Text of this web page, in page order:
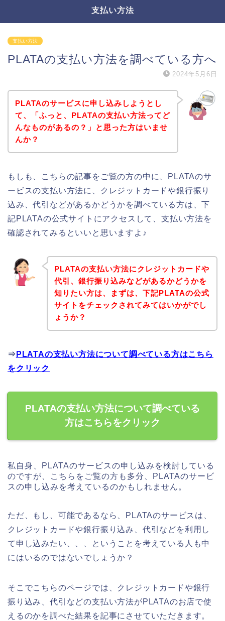
支払い方法
支払い方法
PLATAの支払い方法を調べている方へ
2024年5月6日
PLATAのサービスに申し込みしようとし
て、「ふっと、PLATAの支払い方法ってど
んなものがあるの？」と思った方はいませ
んか？
もしも、こちらの記事をご覧の方の中に、PLATAのサ
ービスの支払い方法に、クレジットカードや銀行振り
込み、代引などがあるかどうかを調べている方は、下
記PLATAの公式サイトにアクセスして、支払い方法を
確認されてみるといいと思いますよ♪
PLATAの支払い方法にクレジットカードや
代引、銀行振り込みなどがあるかどうかを
知りたい方は、まずは、下記PLATAの公式
サイトをチェックされてみてはいかがでし
ょうか？
⇒ PLATAの支払い方法について調べている方はこちら
をクリック
PLATAの支払い方法について調べている
方はこちらをクリック
私自身、PLATAのサービスの申し込みを検討している
のですが、こちらをご覧の方も多分、PLATAのサービ
スの申し込みを考えているのかもしれません。
ただ、もし、可能であるなら、PLATAのサービスは、
クレジットカードや銀行振り込み、代引などを利用し
て申し込みたい、、、ということを考えている人も中
にはいるのではないでしょうか？
そこでこちらのページでは、クレジットカードや銀行
振り込み、代引などの支払い方法がPLATAのお店で使
えるのかを調べた結果を記事にさせていただきます。